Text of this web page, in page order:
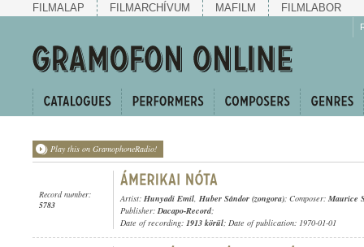
FILMALAP FILMARCHÍVUM MAFILM FILMLABOR
Play this on GramophoneRadio!
Record number:
5783
Artist: Hunyadi Emil, Huber Sándor (zongora); Composer: Maurice
Publisher:Dacapo-Record;
Date of recording: 1913 körül; Date of publication: 1970-01-01